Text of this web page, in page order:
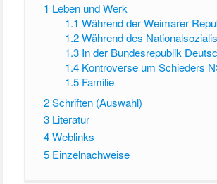
1 Leben und Werk
1.1 Während der Weimarer
1.2 Während des
1.3 In der Bundesrepublik
1.4 Kontroverse um Schieders
1.5 Familie
2Schriften (Auswahl)
3 Literatur
4Weblinks
5 Einzelnachweise